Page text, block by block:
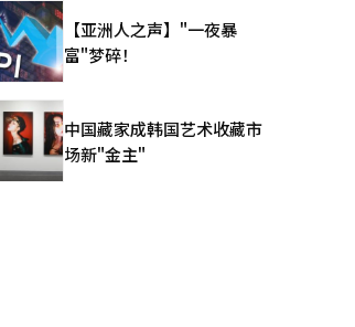
【亚洲人之声】"一夜暴
富"梦碎！
中国藏家成韩国艺术收藏市
场新"金主"